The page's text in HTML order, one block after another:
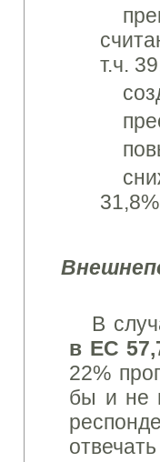
т.ч.
В
в ЕС
22%
бы и не